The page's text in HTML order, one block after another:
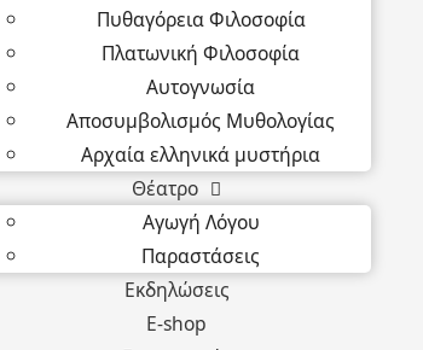
Πυθαγόρεια Φιλοσοφία
Πλατωνική Φιλοσοφία
Αυτογνωσία
Αποσυμβολισμός Μυθολογίας
Αρχαία ελληνικά μυστήρια
Θέατρο
Αγωγή Λόγου
Παραστάσεις
Εκδηλώσεις
E-shop